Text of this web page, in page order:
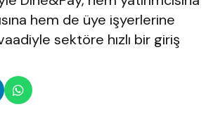
hem de üye işyerlerine
sektöre hızlı bir giriş